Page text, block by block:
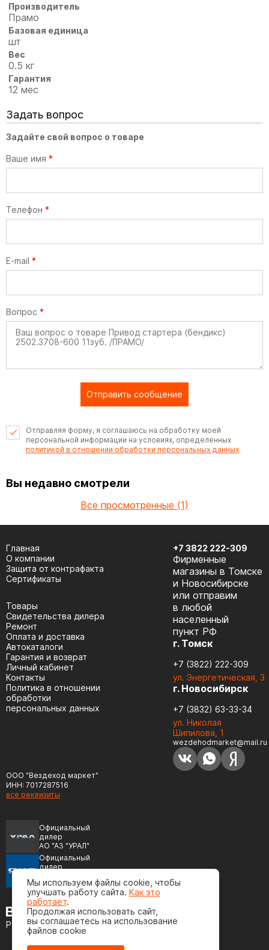
Производитель
Прамо
Базовая единица
шт
Вес
0.5 кг
Гарантия
12 мес
Задать вопрос
Задайте свой вопрос о товаре
Ваше имя *
Телефон *
E-mail *
Вопрос *
Отправить сообщение
Отправляя форму, я соглашаюсь на обработку моей
персональной информации на условиях, определенных
политикой в отношении обработки персональных данных.
Вы недавно смотрели
Все просмотренные (1)
ООО "Вездеход маркет"
ИНН: 7017287516
все реквизиты
Официальный
дилер
АО "АЗ "УРАЛ"
Официальный
дилер
(ЯМЗ)
Разработка сайта
Главная
О компании
Защита от контрафакта
Сертификаты
Товары
Cвидетельства дилера
Ремонт
Оплата и доставка
Автокаталоги
Гарантия и возврат
Личный кабинет
Контакты
Политика в отношении
обработки
персональных данных
+7 3822 222-309
Фирменные
магазины в Томске
и Новосибирске
или отправим
в любой
населенный
пункт РФ
г. Томск
+7 (3822) 222-309
ул. Энергетическая, 3
г. Новосибирск
+7 (3832) 63-33-34
ул. Николая
Шипилова, 1
wezdehodmarket@mail.ru
Мы используем файлы cookie, чтобы
улучшать работу сайта. Как это
работает.
Продолжая использовать сайт,
вы соглашаетесь на использование
файлов cookie